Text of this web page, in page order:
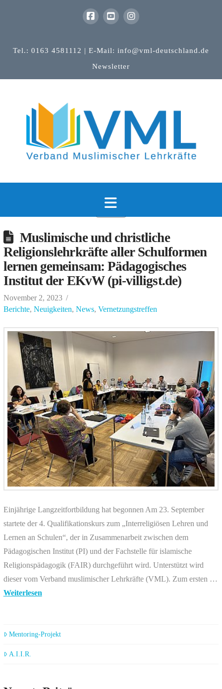
Tel.: 0163 4581112 | E-Mail: info@vml-deutschland.de
Newsletter
Navigation
Muslimische und christliche
Religionslehrkräfte aller Schulformen
lernen gemeinsam: Pädagogisches
Institut der EKvW (pi-villigst.de)
November 2, 2023
Berichte, Neuigkeiten, News, Vernetzungstreffen
Einjährige Langzeitfortbildung hat begonnen Am 23. September
startete der 4. Qualifikationskurs zum „Interreligiösen Lehren und
Lernen an Schulen“, der in Zusammenarbeit zwischen dem
Pädagogischen Institut (PI) und der Fachstelle für islamische
Religionspädagogik (FAIR) durchgeführt wird. Unterstützt wird
dieser vom Verband muslimischer Lehrkräfte (VML). Zum ersten …
Weiterlesen
Mentoring-Projekt
A.I.I.R.